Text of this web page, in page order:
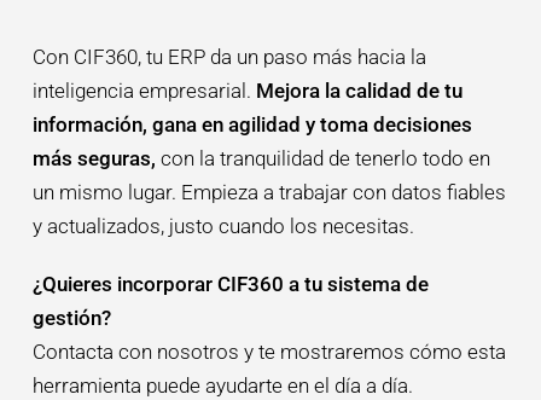
Con CIF360, tu ERP da un paso más hacia la
inteligencia empresarial. Mejora la calidad de tu
información, gana en agilidad y toma decisiones
más seguras, con la tranquilidad de tenerlo todo en
un mismo lugar. Empieza a trabajar con datos fiables
y actualizados, justo cuando los necesitas.
¿Quieres incorporar CIF360 a tu sistema de
gestión?
Contacta con nosotros y te mostraremos cómo esta
herramienta puede ayudarte en el día a día.